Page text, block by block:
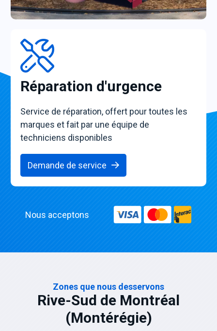
Réparation d'urgence
Service de réparation, offert pour toutes les
marques et fait par une équipe de
techniciens disponibles
Demande de service
Nous acceptons
Zones que nous desservons
Rive-Sud de Montréal
(Montérégie)